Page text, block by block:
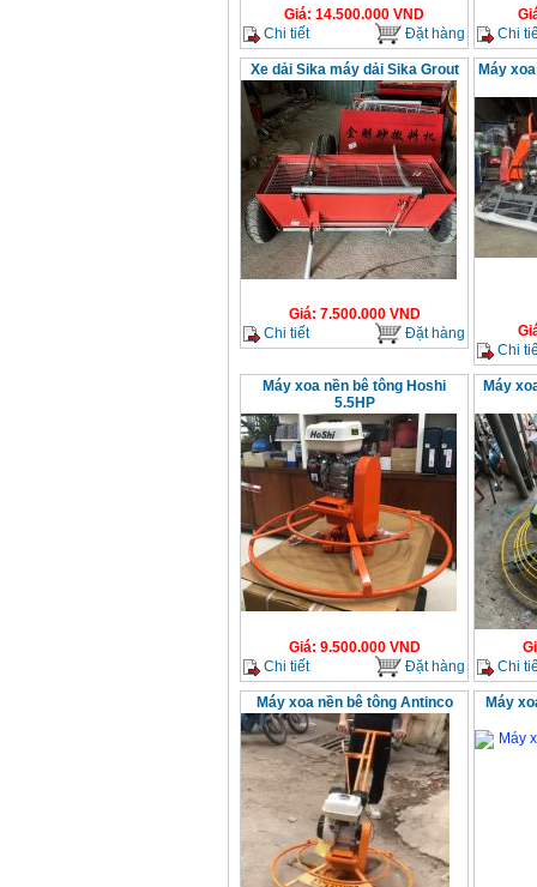
Giá: 14.500.000 VND
Chi tiết
Đặt hàng
Chi
Xe dải Sika máy dải Sika Grout
Giá: 7.500.000VND
Chi tiết
Đặt hàng
Máy
Chi
Máy xoa nền bê tông Hoshi
5.5HP
Giá: 9.500.000VND
Chi tiết
Đặt hàng
Máy
Chi
Máy xoa nền bê tông Antinco Máy